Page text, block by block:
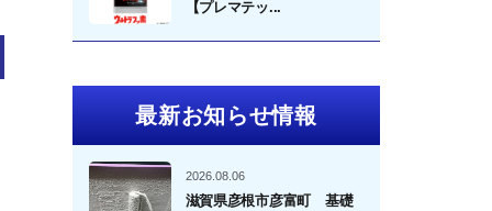
【プレマテッ...
最新お知らせ情報
2026.08.06
滋賀県彦根市彦富町 基礎